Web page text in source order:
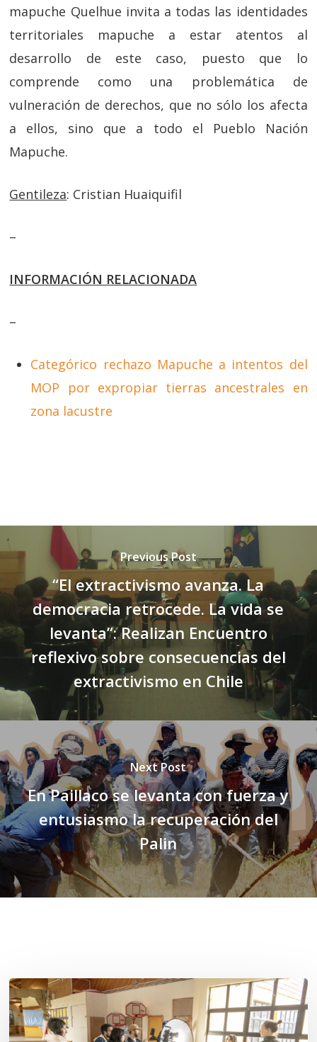
mapuche Quelhue invita a todas las identidades
territoriales mapuche a estar atentos al
desarrollo de este caso, puesto que lo
comprende como una problemática de
vulneración de derechos, que no sólo los afecta
a ellos, sino que a todo el Pueblo Nación
Mapuche.
Gentileza: Cristian Huaiquifil
–
INFORMACIÓN RELACIONADA
–
Categórico rechazo Mapuche a intentos del
MOP por expropiar tierras ancestrales en
zona lacustre
Previous Post
“El extractivismo avanza. La
democracia retrocede. La vida se
levanta”: Realizan Encuentro
reflexivo sobre consecuencias del
extractivismo en Chile
Next Post
En Paillaco se levanta con fuerza y
entusiasmo la recuperación del
Palin
Toda
el
agua